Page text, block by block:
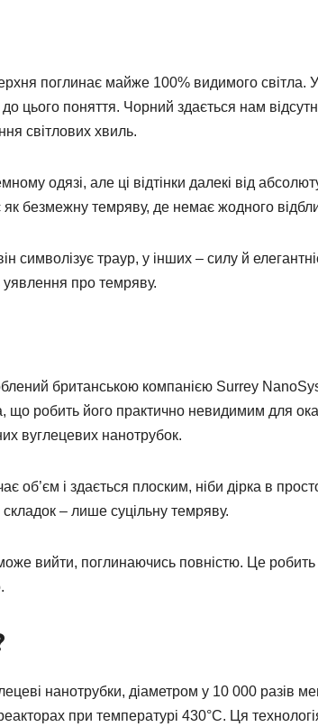
поглинає майже 100% видимого світла. У
цього поняття. Чорний здається нам
світлових хвиль.
одязі, але ці відтінки далекі від
безмежну темряву, де немає жодного
символізує траур, у інших – силу й
уявлення про темряву.
британською компанією Surrey
що робить його практично невидимим для
вуглецевих нанотрубок.
об’єм і здається плоским, ніби дірка в
– лише суцільну темряву.
вийти, поглинаючись повністю. Це робить
нанотрубки, діаметром у 10 000 разів
при температурі 430°C. Ця